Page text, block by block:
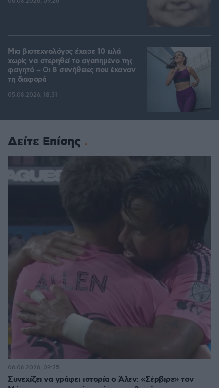
Μια βιοτεχνολόγος έχασε 10 κιλά
χωρίς να στερηθεί το αγαπημένο της
φαγητό – Οι 8 συνήθειες που έκαναν
τη διαφορά
05.08.2026, 18:31
Δείτε Επίσης
Συνεχίζει να γράφει ιστορία ο Άλεν: «Σέρβιρε» τον
06.08.2026, 09:25